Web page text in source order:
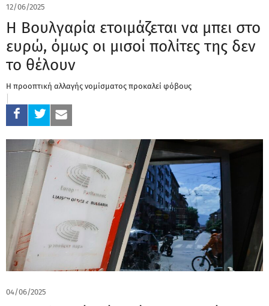
12/06/2025
Η Βουλγαρία ετοιμάζεται να μπει στο
ευρώ, όμως οι μισοί πολίτες της δεν
το θέλουν
Η προοπτική αλλαγής νομίσματος προκαλεί φόβους
04/06/2025